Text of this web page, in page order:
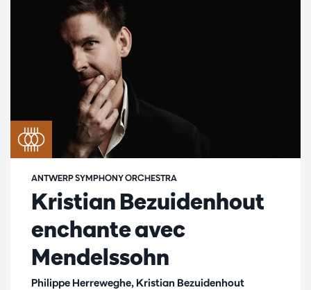
Kristian Bezuidenhout
enchante avec
Mendelssohn
Philippe Herreweghe, Kristian Bezuidenhout
ANTWERP SYMPHONY ORCHESTRA